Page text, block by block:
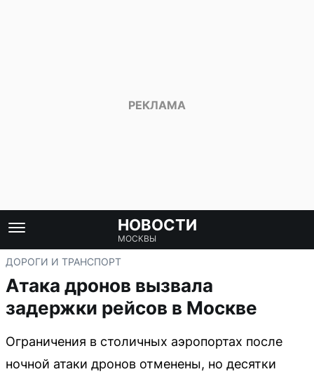
НОВОСТИ
МОСКВЫ
ДОРОГИ И ТРАНСПОРТ
Атака дронов вызвала
задержки рейсов в Москве
Ограничения в столичных аэропортах после
ночной атаки дронов отменены, но десятки